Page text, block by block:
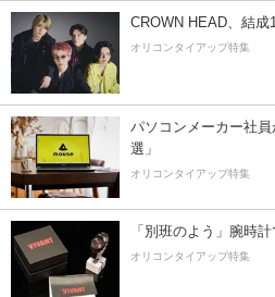
CROWN HEAD、結成
オリコンタイアップ特集
パソコンメーカー社
選」
オリコンタイアップ特集
「別班のよう」腕時
オリコンタイアップ特集